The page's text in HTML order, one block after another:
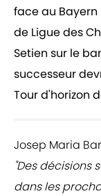
face au
de Ligue des
Setien sur le
successeur
Tour d'horizon
Josep Maria
"Des décisions
dans les